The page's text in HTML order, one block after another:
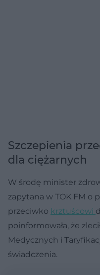
Szczepienia
dla ciężarnych
W środę minister
zapytana w TOK FM o
przeciwko krztuścowi
poinformowała, że
Medycznych i
świadczenia.